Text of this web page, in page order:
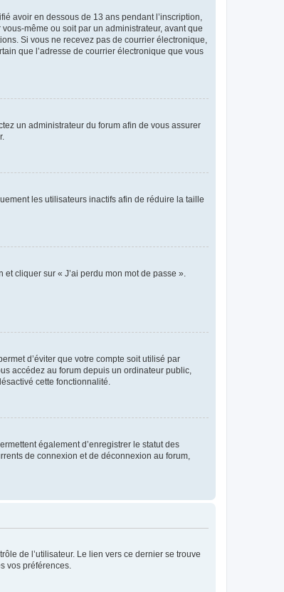
avoir en dessous de 13 ans pendant l’inscription,
même ou soit par un administrateur, avant que
Si vous ne recevez pas de courrier électronique,
que l’adresse de courrier électronique que vous
un administrateur du forum afin de vous assurer
les utilisateurs inactifs afin de réduire la taille
cliquer sur « J’ai perdu mon mot de passe ».
d’éviter que votre compte soit utilisé par
accédez au forum depuis un ordinateur public,
cette fonctionnalité.
également d’enregistrer le statut des
de connexion et de déconnexion au forum,
de l’utilisateur. Le lien vers ce dernier se trouve
vos préférences.